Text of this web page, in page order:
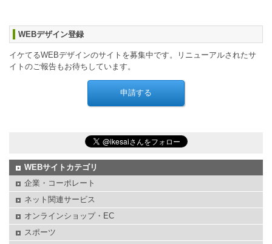
WEBデザイン登録
イケてるWEBデザインのサイトを募集中です。リニューアルされたサ
イトのご報告もお待ちしています。
WEBサイトカテゴリ
企業・コーポレート
ネット関連サービス
オンラインショップ・EC
スポーツ